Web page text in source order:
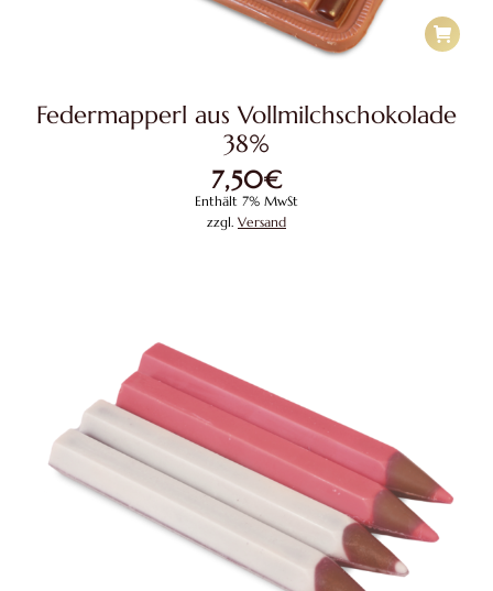
Federmapperl aus Vollmilchschokolade
38%
7,50€
Enthält 7% MwSt
zzgl. Versand